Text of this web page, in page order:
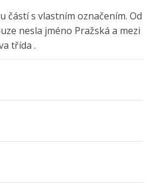
částí s vlastním označením. Od
nesla jméno Pražská a mezi
třída .